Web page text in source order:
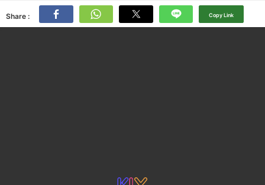
Share : Copy Link